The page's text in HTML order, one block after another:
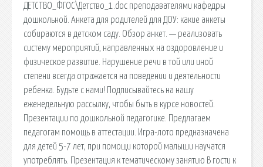
ДЕТСТВО_ФГОС\Детство_1.doc преподавателями кафедры
дошкольной. Анкета для родителей для ДОУ: какие анкеты
собираются в детском саду. Обзор анкет. — реализовать
систему мероприятий, направленных на оздоровление и
физическое развитие. Нарушение речи в той или иной
степени всегда отражается на поведении и деятельности
ребенка. Будьте с нами! Подписывайтесь на нашу
еженедельную рассылку, чтобы быть в курсе новостей.
Презентации по дошкольной педагогике. Предлагаем
педагогам помощь в аттестации. Игра-лото предназначена
для детей 5-7 лет, при помощи которой малыши научатся
употреблять. Презентация к тематическому занятию В гости к